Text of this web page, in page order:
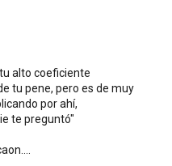
alto coeficiente
tu pene, pero es de muy
por ahí,
te preguntó"